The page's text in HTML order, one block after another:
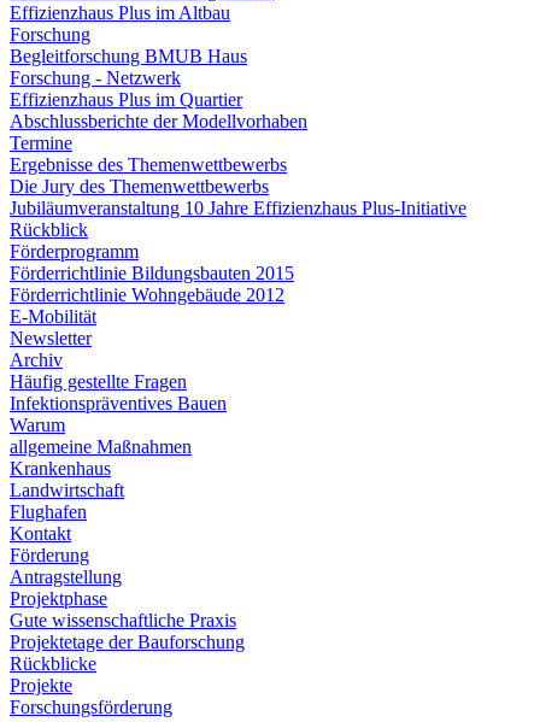
Effizienzhaus Plus im Altbau
Forschung
Begleitforschung BMUB Haus
Forschung - Netzwerk
Effizienzhaus Plus im Quartier
Abschlussberichte der Modellvorhaben
Termine
Ergebnisse des Themenwettbewerbs
Die Jury des Themenwettbewerbs
Jubiläumveranstaltung 10 Jahre Effizienzhaus Plus-Initiative
Rückblick
Förderprogramm
Förderrichtlinie Bildungsbauten 2015
Förderrichtlinie Wohngebäude 2012
E-Mobilität
Newsletter
Archiv
Häufig gestellte Fragen
Infektionspräventives Bauen
Warum
allgemeine Maßnahmen
Krankenhaus
Landwirtschaft
Flughafen
Kontakt
Förderung
Antragstellung
Projektphase
Gute wissenschaftliche Praxis
Projektetage der Bauforschung
Rückblicke
Projekte
Forschungsförderung